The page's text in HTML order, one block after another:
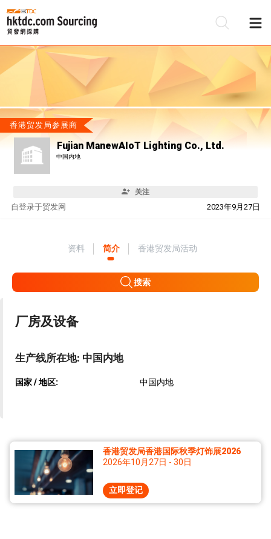
香港贸发局参展商
Fujian ManewAIoT Lighting Co., Ltd.
中国内地
关注
自 2023年9月27日
登录于贸发网
资料 简介 香港贸发局活动
搜索
厂房及设备
生产线所在地: 中国内地
国家 / 地区: 中国内地
香港贸发局香港国际秋季灯饰展2026
2026年10月27日 - 30日
立即登记